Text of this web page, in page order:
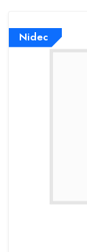
Nidec